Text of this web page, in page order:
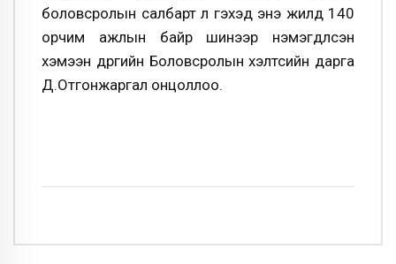
боловсролын салбарт л гэхэд энэ жилд 140
орчим ажлын байр шинээр нэмэгдүүлсэн
хэмээн дүүргийн Боловсролын хэлтсийн дарга
Д.Отгонжаргал онцоллоо.